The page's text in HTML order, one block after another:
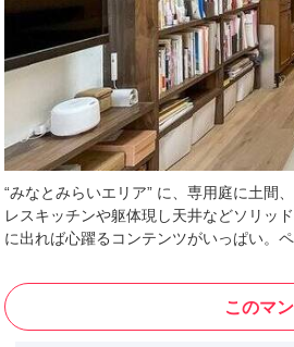
“みなとみらいエリア” に、専用庭に土間
レスキッチンや躯体現し天井などソリッ
に出れば心躍るコンテンツがいっぱい。
このマ